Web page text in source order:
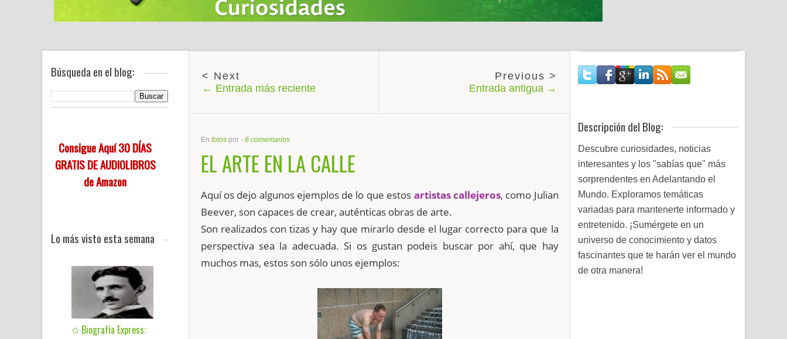
Búsqueda en el blog:
Consigue Aquí 30 DÍAS
GRATIS DE AUDIOLIBROS
de Amazon
Lo más visto esta semana
✩ Biografía Express:
← Entrada más reciente Entrada antigua →
En fotos por - 8 comentarios
EL ARTE EN LA CALLE
Aquíos dejo algunos ejemplos de lo que estos artistas callejeros, como Julian
Beever, son capaces de crear, auténticas obras de arte.
Son realizados con tizas y hay que mirarlo desde el lugar correcto para que la
perspectiva sea la adecuada. Si os gustan podeis buscar por ahí, que hay
muchos mas, estos son sólo unos ejemplos:
Descripción del Blog:
Descubre curiosidades, noticias
interesantes y los "sabías que" más
sorprendentes en Adelantando el
Mundo. Exploramos temáticas
variadas para mantenerte informado y
entretenido. ¡Sumérgete en un
universo de conocimiento y datos
fascinantes que te harán ver el mundo
de otra manera!